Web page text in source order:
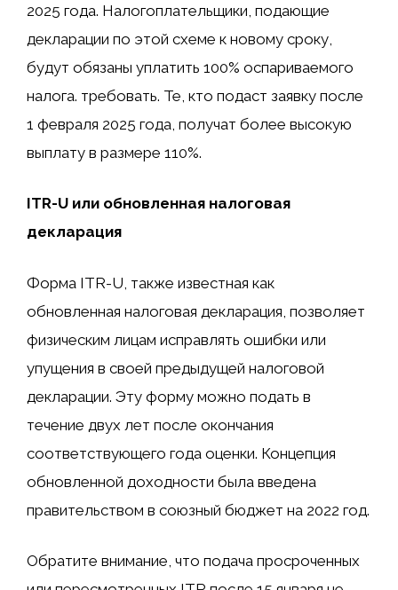
2025 года. Налогоплательщики, подающие
декларации по этой схеме к новому сроку,
будут обязаны уплатить 100% оспариваемого
налога. требовать. Те, кто подаст заявку после
1 февраля 2025 года, получат более высокую
выплату в размере 110%.
ITR-U или обновленная налоговая
декларация
Форма ITR-U, также известная как
обновленная налоговая декларация, позволяет
физическим лицам исправлять ошибки или
упущения в своей предыдущей налоговой
декларации. Эту форму можно подать в
течение двух лет после окончания
соответствующего года оценки. Концепция
обновленной доходности была введена
правительством в союзный бюджет на 2022 год.
Обратите внимание, что подача просроченных